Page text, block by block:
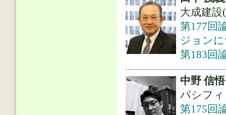
大成建設
第177回
ジョン
第183回
中野 信悟
パシフ
第175回